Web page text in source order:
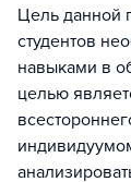
Цель данной
студентов
навыками в
целью